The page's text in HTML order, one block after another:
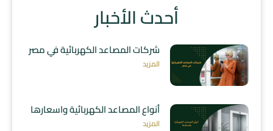
أحدث الأخبار
شركات المصاعد الكهربائية في مصر
المزيد
أنواع المصاعد الكهربائية واسعارها
المزيد